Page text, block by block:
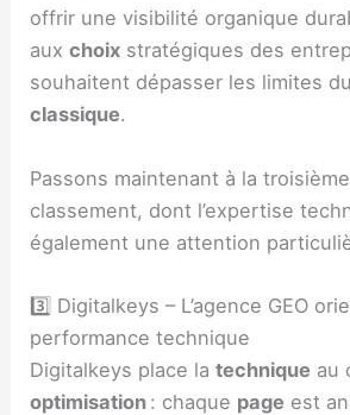
offrir une visibilité organique
auxchoix stratégiques des
souhaitent dépasser les limites du
classique.
Passons maintenant à la
classement, dont l’expertise
également une attention
3️⃣ Digitalkeys – L’agence GEO
performance technique
Digitalkeys place latechnique au
optimisation : chaque page est